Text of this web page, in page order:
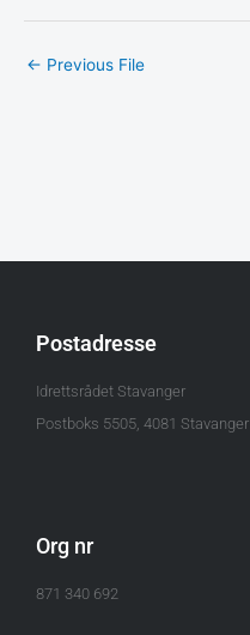
← Previous File
Postadresse
Idrettsrådet Stavanger
Postboks 5505, 4081 Stavanger
Org nr
871 340 692